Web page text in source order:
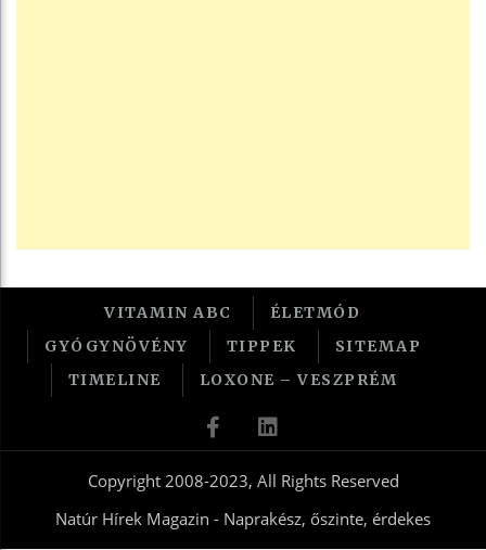
VITAMIN ABC
ÉLETMÓD
GYÓGYNÖVÉNY
TIPPEK
SITEMAP
TIMELINE
LOXONE – VESZPRÉM
Copyright 2008-2023, All Rights Reserved
Natúr Hírek Magazin - Naprakész, őszinte, érdekes